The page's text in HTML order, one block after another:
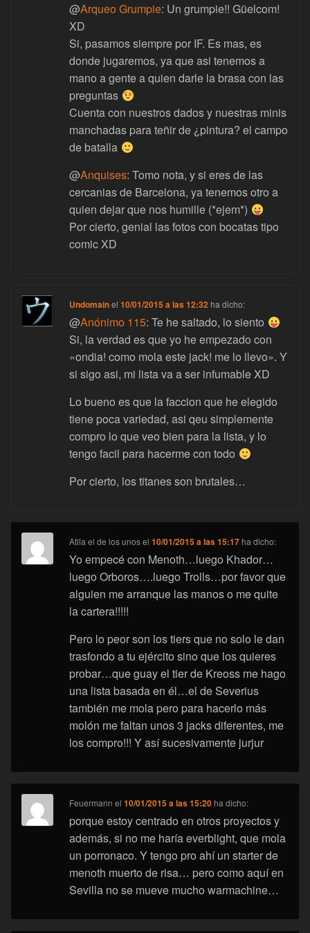
@Arqueo Grumpie: Un grumpie!! Güelcom!
XD
Si, pasamos siempre por IF. Es mas, es
donde jugaremos, ya que asi tenemos a
mano a gente a quien darle la brasa con las
preguntas
Cuenta con nuestros dados y nuestras minis
manchadas para teñir de ¿pintura? el campo
de batalla
@Anquises: Tomo nota, y si eres de las
cercanias de Barcelona, ya tenemos otro a
quien dejar que nos humille (*ejem*)
Por cierto, genial las fotos con bocatas tipo
comic XD
Undomainel10/01/2015 a las 12:32 ha dicho:
@Anónimo 115: Te he saltado, lo siento
Si, la verdad es que yo he empezado con
«ondia! como mola este jack! me lo llevo». Y
si sigo asi, mi lista va a ser infumable XD
Lo bueno es que la faccion que he elegido
tiene poca variedad, asi qeu simplemente
compro lo que veo bien para la lista, y lo
tengo facil para hacerme con todo
Por cierto, los titanes son brutales…
Atila el de los unosel10/01/2015 a las 15:17 ha dicho:
Yo empecé con Menoth…luego Khador…
luego Orboros….luego Trolls…por favor que
alguien me arranque las manos o me quite
la cartera!!!!!
Pero lo peor son los tiers que no solo le dan
trasfondo a tu ejército sino que los quieres
probar…que guay el tier de Kreoss me hago
una lista basada en él…el de Severius
también me mola pero para hacerlo más
molón me faltan unos 3 jacks diferentes, me
los compro!!! Y así sucesivamente jurjur
Feuermann el10/01/2015 a las 15:20 ha dicho:
porque estoy centrado en otros proyectos y
además, si no me haría everblight, que mola
un porronaco. Y tengo pro ahí un starter de
menoth muerto de risa… pero como aquí en
Sevilla no se mueve mucho warmachine…